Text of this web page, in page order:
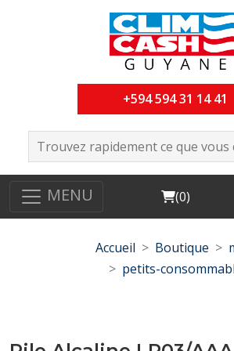
+594 594 31 14 41
MENU Cart
(0)
Accueil Boutique
petits-